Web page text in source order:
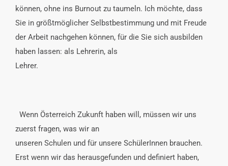
können, ohne ins Burnout zu taumeln. Ich möchte, dass
Sie in größtmöglicher Selbstbestimmung und mit Freude
der Arbeit nachgehen können, für die Sie sich ausbilden
haben lassen: als Lehrerin, als
Lehrer.
Wenn Österreich Zukunft haben will, müssen wir uns
zuerst fragen, was wir an
unseren Schulen und für unsere SchülerInnen brauchen.
Erst wenn wir das herausgefunden und definiert haben,